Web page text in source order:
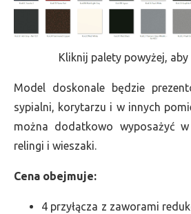
Kliknij palety powyżej,
Model doskonale będzie
sypialni, korytarzu i w innych
można dodatkowo wyposażyć
relingi i wieszaki.
Cena obejmuje:
4 przyłącza z zaworami